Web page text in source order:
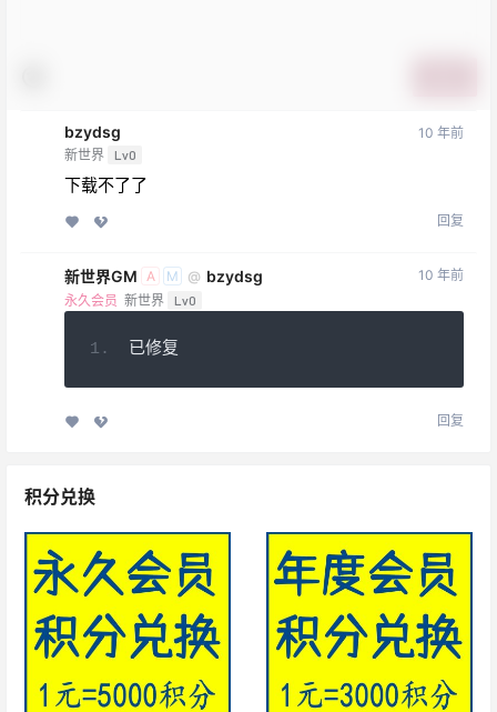
bzydsg
新世界 Lv0
10 年前
下载不了了
回复
新世界GM A M @ bzydsg
永久会员 新世界 Lv0
10 年前
已修复
回复
积分兑换